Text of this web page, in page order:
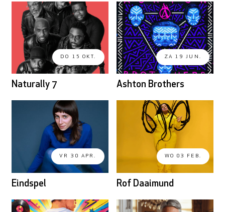
DO 15 OKT.
Naturally 7
ZA 19 JUN.
Ashton Brothers
VR 30 APR.
Eindspel
WO 03 FEB.
Rof Daaimund